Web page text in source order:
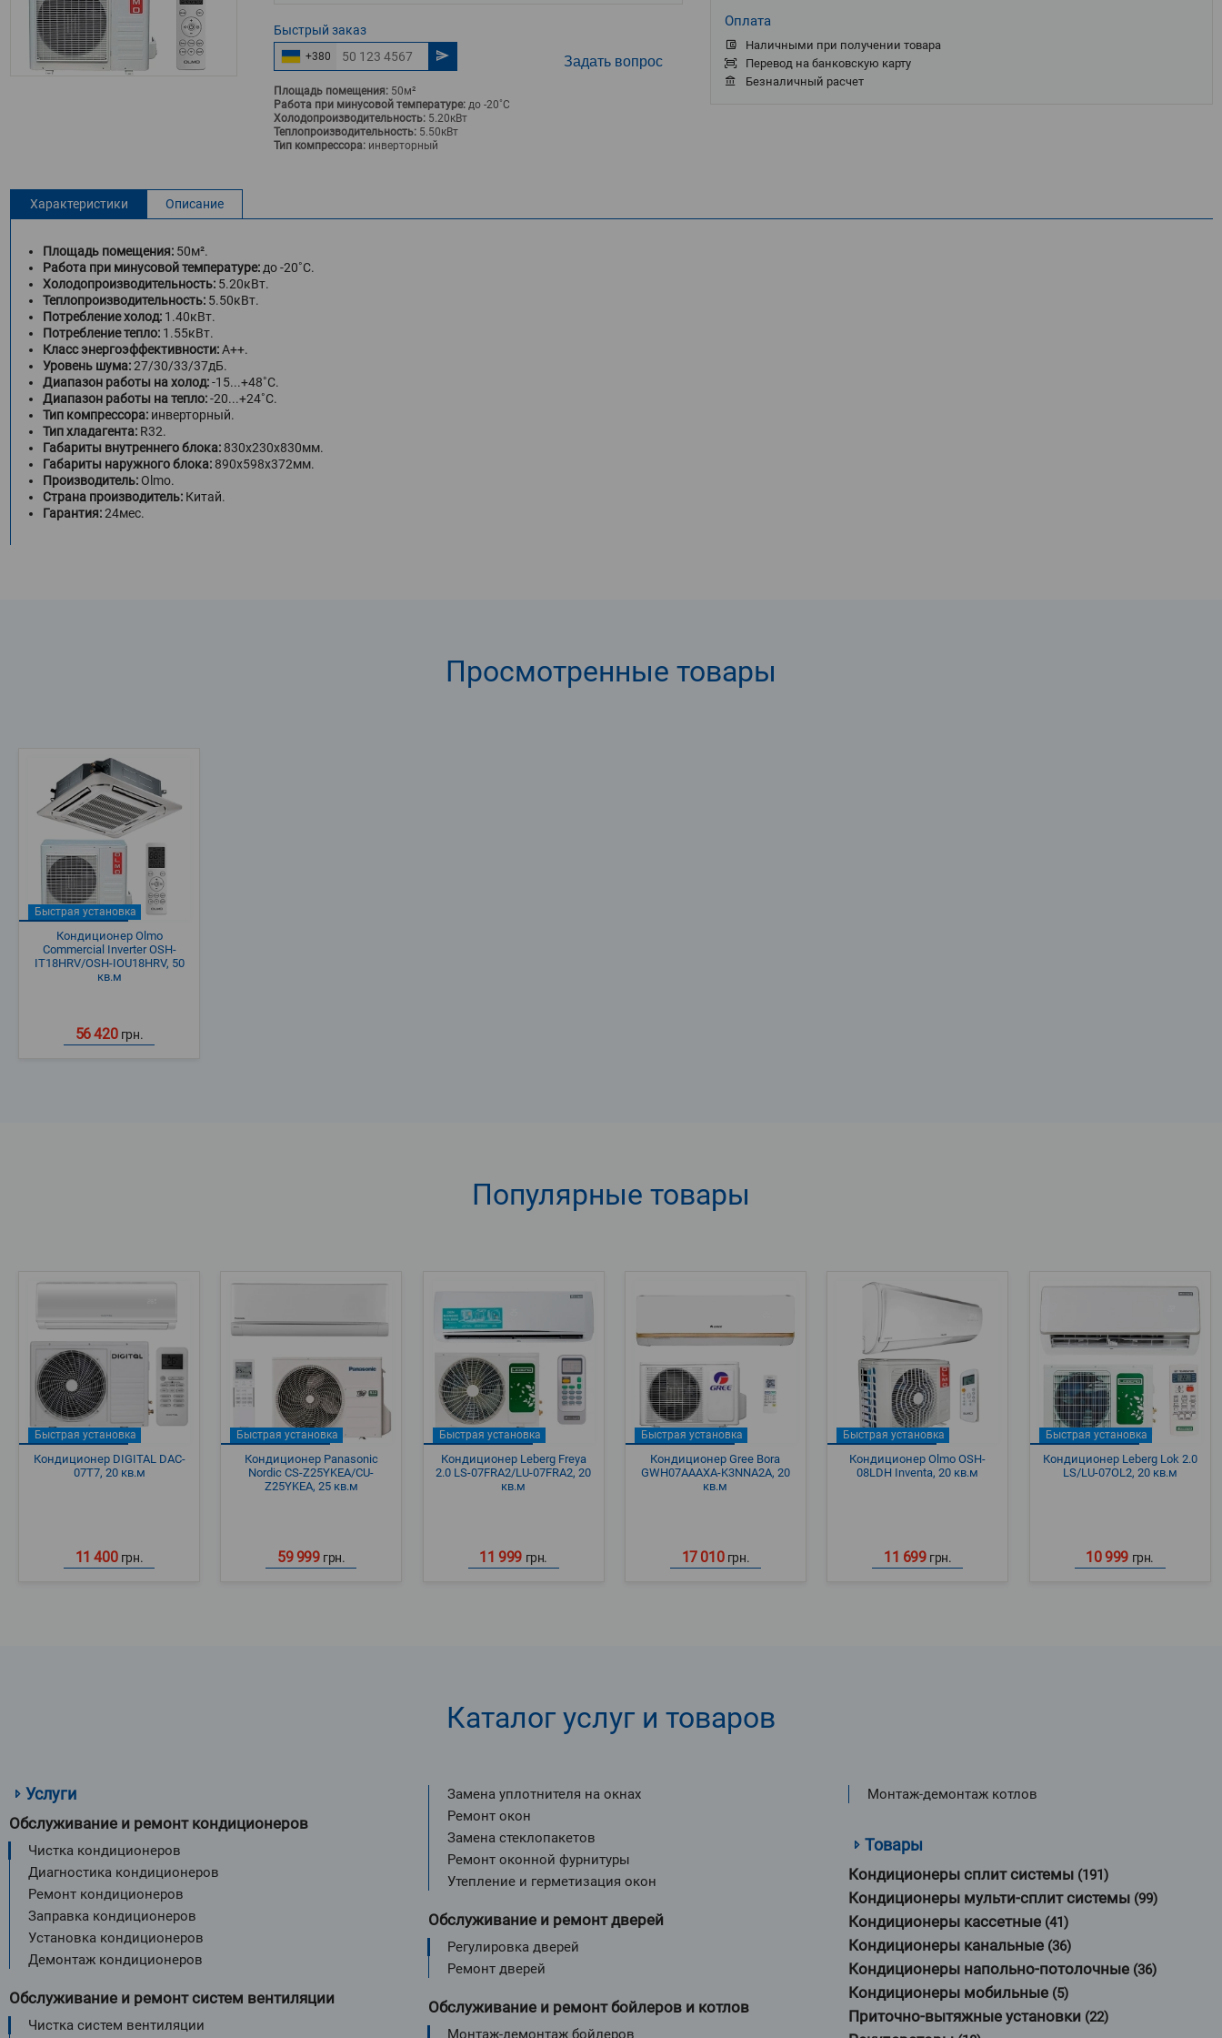
Быстрый заказ
+380 Задать вопрос
Площадь помещения: 50м²
Работа при минусовой температуре: до -20˚С
Холодопроизводительность: 5.20кВт
Теплопроизводительность: 5.50кВт
Тип компрессора: инверторный
Оплата
Наличными при получении товара
Перевод на банковскую карту
Безналичный расчет
Характеристики Описание
Площадь помещения: 50м².
Работа при минусовой температуре: до -20˚С.
Холодопроизводительность: 5.20кВт.
Теплопроизводительность: 5.50кВт.
Потребление холод: 1.40кВт.
Потребление тепло: 1.55кВт.
Класс энергоэффективности:A++.
Уровень шума:27/30/33/37дБ.
Диапазон работы на холод:-15...+48˚С.
Диапазон работы на тепло:-20...+24˚С.
Тип компрессора: инверторный.
Тип хладагента: R32.
Габариты внутреннего блока: 830х230х830мм.
Габариты наружного блока: 890х598х372мм.
Производитель: Olmo.
Страна производитель: Китай.
Гарантия:24мес.
Просмотренные товары
Быстрая установка
Кондиционер Olmo
Commercial Inverter OSH-
IT18HRV/OSH-IOU18HRV, 50
кв.м
56 420 грн.
Популярные товары
Быстрая установка
Кондиционер DIGITAL DAC-
07T7, 20 кв.м
11 400 грн.
Быстрая установка
Кондиционер Panasonic
Nordic CS-Z25YKEA/CU-
Z25YKEA, 25 кв.м
59 999 грн.
Быстрая установка
Кондиционер Leberg Freya
2.0 LS-07FRA2/LU-07FRA2, 20
кв.м
11 999 грн.
Быстрая установка
Кондиционер Gree Bora
GWH07AAAXA-K3NNA2A, 20
кв.м
17 010 грн.
Быстрая установка
Кондиционер Olmo OSH-
08LDH Inventa, 20 кв.м
11 699 грн.
Быстрая установка
Кондиционер Leberg Lok 2.0
LS/LU-07OL2, 20 кв.м
10 999 грн.
Каталог услуг и товаров
Услуги
Обслуживание и ремонт кондиционеров
Чистка кондиционеров
Диагностика кондиционеров
Ремонт кондиционеров
Заправка кондиционеров
Установка кондиционеров
Демонтаж кондиционеров
Обслуживание и ремонт систем вентиляции
Чистка систем вентиляции
Замена уплотнителя на окнах
Ремонт окон
Замена стеклопакетов
Ремонт оконной фурнитуры
Утепление и герметизация окон
Обслуживание и ремонт дверей
Регулировка дверей
Ремонт дверей
Обслуживание и ремонт бойлеров и котлов
Монтаж-демонтаж бойлеров
Монтаж-демонтаж котлов
Товары
Кондиционеры сплит системы(191)
Кондиционеры мульти-сплит системы(99)
Кондиционеры кассетные(41)
Кондиционеры канальные(36)
Кондиционеры напольно-потолочные(36)
Кондиционеры мобильные(5)
Приточно-вытяжные установки(22)